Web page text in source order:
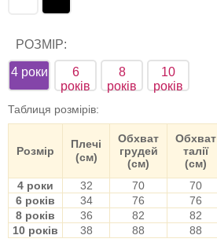
РОЗМІР:
4 роки
6
років
8
років
10
років
Таблиця розмірів:
Розмір
Плечі
(см)
Обхват
грудей
(см)
Обхват
талії
(см)
4 роки 32 70 70
6 років
34 76 76
8 років
36 82 82
10 років
38 88 88